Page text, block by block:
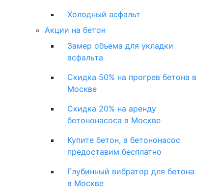
Холодный асфальт
Акции на бетон
Замер объема для укладки
асфальта
Скидка 50% на прогрев бетона в
Москве
Скидка 20% на аренду
бетононасоса в Москве
Купите бетон, а бетононасос
предоставим бесплатно
Глубинный вибратор для бетона
в Москве